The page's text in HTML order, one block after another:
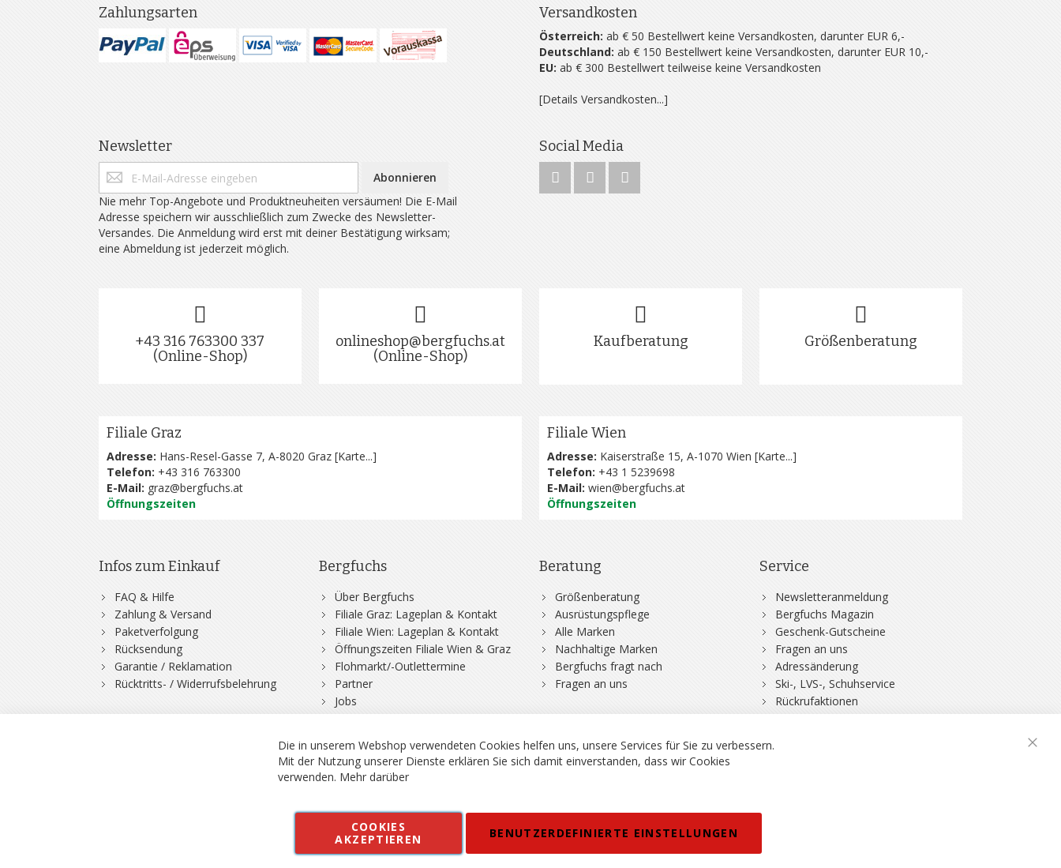
Zahlungsarten Versandkosten
Österreich: ab € 50 Bestellwert keine Versandkosten, darunter EUR 6,-
Deutschland: ab € 150 Bestellwert keine Versandkosten, darunter EUR 10,-
EU: ab € 300 Bestellwert teilweise keine Versandkosten
[Details Versandkosten...]
Newsletter
Abonnieren
Nie mehr Top-Angebote und Produktneuheiten versäumen! Die E-Mail
Adresse speichern wir ausschließlich zum Zwecke des Newsletter-
Versandes. Die Anmeldung wird erst mit deiner Bestätigung wirksam;
eine Abmeldung ist jederzeit möglich.
Social Media
+43 316 763300 337
(Online-Shop)
onlineshop@bergfuchs.at
(Online-Shop)
Kaufberatung Größenberatung
Filiale Graz
Adresse: Hans-Resel-Gasse 7, A-8020 Graz [Karte...]
Telefon: +43 316 763300
E-Mail: graz@bergfuchs.at
Öffnungszeiten
Filiale Wien
Adresse: Kaiserstraße 15, A-1070 Wien [Karte...]
Telefon: +43 1 5239698
E-Mail: wien@bergfuchs.at
Öffnungszeiten
Infos zum Einkauf
FAQ & Hilfe
Zahlung & Versand
Paketverfolgung
Rücksendung
Garantie / Reklamation
Rücktritts- / Widerrufsbelehrung
Bergfuchs
Über Bergfuchs
Filiale Graz: Lageplan & Kontakt
Filiale Wien: Lageplan & Kontakt
Öffnungszeiten Filiale Wien & Graz
Flohmarkt/-Outlettermine
Partner
Jobs
Beratung
Größenberatung
Ausrüstungspflege
Alle Marken
Nachhaltige Marken
Bergfuchs fragt nach
Fragen an uns
Service
Newsletteranmeldung
Bergfuchs Magazin
Geschenk-Gutscheine
Fragen an uns
Adressänderung
Ski-, LVS-, Schuhservice
Rückrufaktionen
DSV-Skiversicherung
Vertrag widerrufen Kontakt AGB Datenschutz
Barrierefreiheitserklärung
Alle Preise inkl. MWSt. in EUR, Angebot solange Vorrat reicht. Fehler, Irrtümer und Preisänderungen vorbehalten.
Die in unserem Webshop verwendeten Cookies helfen uns, unsere Services für Sie zu verbessern.
Mit der Nutzung unserer Dienste erklären Sie sich damit einverstanden, dass wir Cookies
verwenden. Mehr darüber
COOKIES
AKZEPTIEREN
BENUTZERDEFINIERTE EINSTELLUNGEN